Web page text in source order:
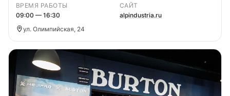
понадобится документ, удостоверяющий личность.
ВРЕМЯ РАБОТЫ
09:00 — 16:30
САЙТ
alpindustria.ru
ул. Олимпийская, 24